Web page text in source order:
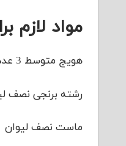
مواد لازم
هویج متوسط 3 عدد
رشته برنجی نصف
ماست نصف لیوان